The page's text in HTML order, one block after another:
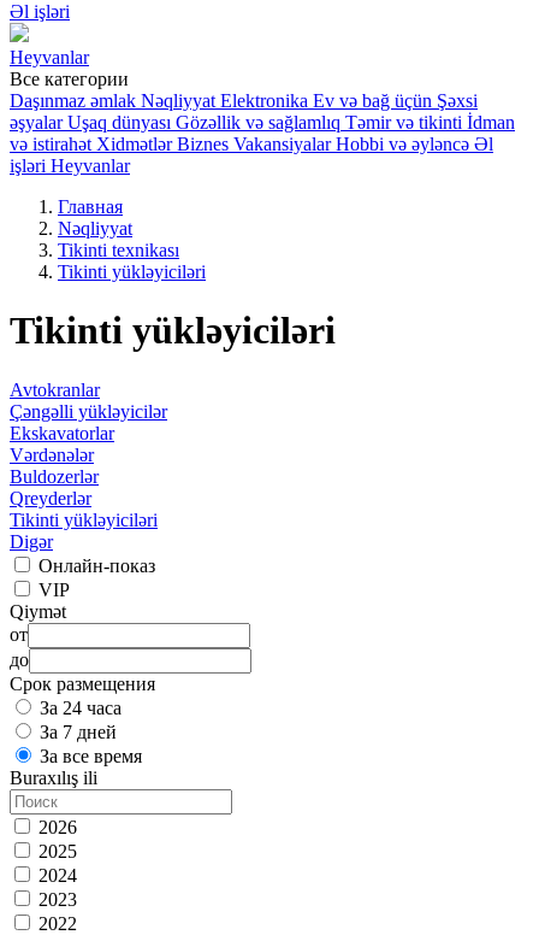
Əl işləri
Heyvanlar
Все категории
Daşınmaz əmlak Nəqliyyat Elektronika Ev və bağ üçün Şəxsi
əşyalar Uşaq dünyası Gözəllik və sağlamlıq Təmir və tikinti İdman
və istirahət Xidmətlər Biznes Vakansiyalar Hobbi və əyləncə Əl
işləri Heyvanlar
Главная
Nəqliyyat
Tikinti texnikası
Tikinti yükləyiciləri
Tikinti yükləyiciləri
Avtokranlar
Çəngəlli yükləyicilər
Ekskavatorlar
Vərdənələr
Buldozerlər
Qreyderlər
Tikinti yükləyiciləri
Digər
Онлайн-показ
VIP
Qiymət
от
до
Срок размещения
За 24 часа
За 7 дней
За все время
Buraxılış ili
2026
2025
2024
2023
2022